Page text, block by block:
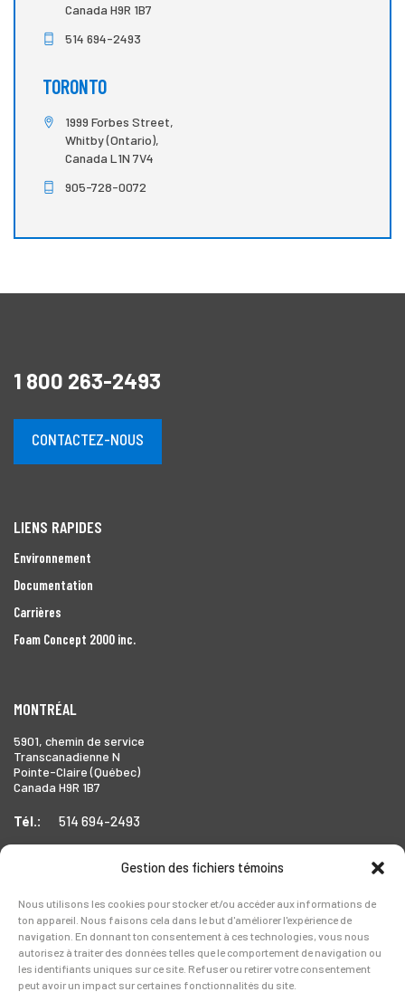
Gestion des fichiers témoins
Nous utilisons les cookies pour stocker et/ou accéder aux informations de
ton appareil. Nous faisons cela dans le but d'améliorer l'expérience de
navigation. En donnant ton consentement à ces technologies, vous nous
autorisez à traiter des données telles que le comportement de navigation ou
les identifiants uniques sur ce site. Refuser ou retirer votre consentement
peut avoir un impact sur certaines fonctionnalités du site.
Canada H9R 1B7
514 694-2493
TORONTO
1999 Forbes Street,
Whitby (Ontario),
Canada L1N 7V4
905-728-0072
1 800 263-2493
CONTACTEZ-NOUS
LIENS RAPIDES
Environnement
Documentation
Carrières
Foam Concept 2000 inc.
MONTRÉAL
5901, chemin de service
Transcanadienne N
Pointe-Claire (Québec)
Canada H9R 1B7
Tél.: 514 694-2493
1999 Forbes Street,
Whitby (Ontario),
Canada L1N 7V4